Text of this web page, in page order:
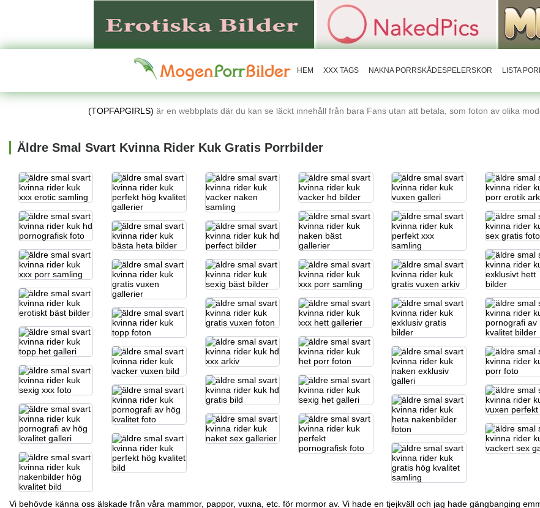
HEM XXX TAGS NAKNA PORRSKÅDESPELERSKOR LISTA
(TOPFAPGIRLS) är en webbplats där du kan se läckt innehåll från bara Fans utan att betala, som foton av olika
Äldre Smal Svart Kvinna Rider Kuk Gratis Porrbilder
Vi behövde känna oss älskade från våra mammor, pappor, vuxna, etc. för mormor av. Vi hade en tjejkväll och jag hade gängbanging